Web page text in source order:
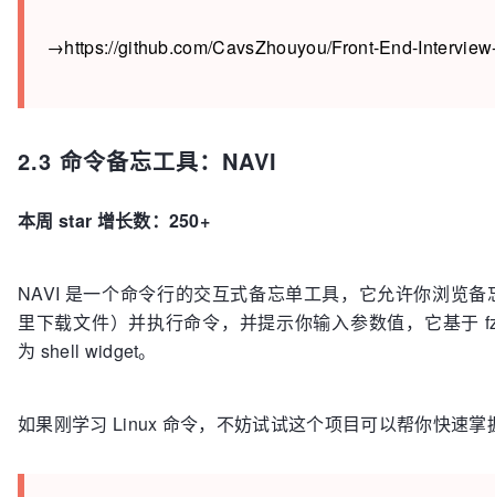
→https://github.com/CavsZhouyou/Front-End-
2.3 命令备忘工具：NAVI
本周 star 增长数：250+
NAVI 是一个命令行的交互式备忘单工具，它允许你浏览
里下载文件）并执行命令，并提示你输入参数值，它基于
为 shell widget。
如果刚学习 Linux 命令，不妨试试这个项目可以帮你快速掌